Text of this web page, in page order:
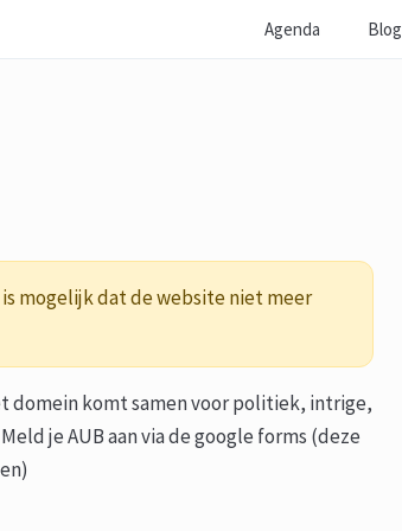
Agenda Blog
mogelijk dat de website niet meer
domein komt samen voor politiek, intrige,
je AUB aan via de google forms (deze